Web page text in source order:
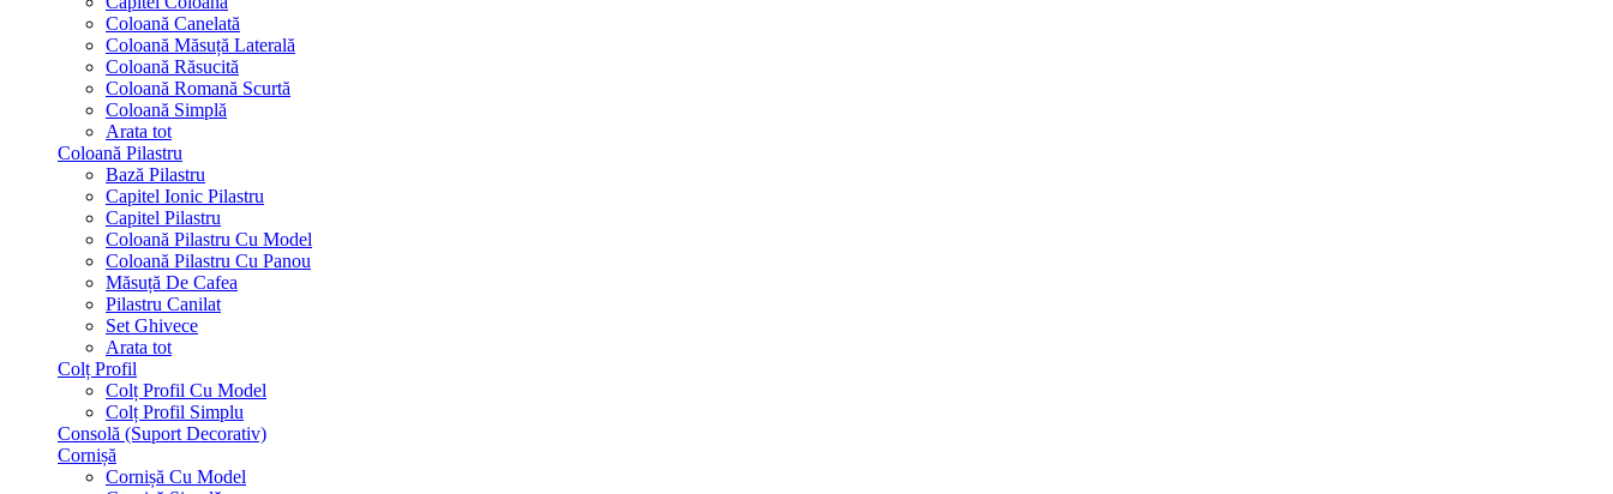
Coloană Canelată
Coloană Măsuță Laterală
Coloană Răsucită
Coloană Romană Scurtă
Coloană Simplă
Arata tot
Coloană Pilastru
Bază Pilastru
Capitel Ionic Pilastru
Capitel Pilastru
Coloană Pilastru Cu Model
Coloană Pilastru Cu Panou
Măsuță De Cafea
Pilastru Canilat
Set Ghivece
Arata tot
Colț Profil
Colț Profil Cu Model
Colț Profil Simplu
Consolă (Suport Decorativ)
Cornișă
Cornișă Cu Model